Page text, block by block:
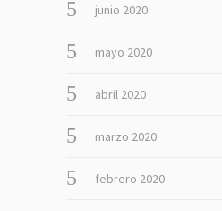
junio 2020
mayo 2020
abril 2020
marzo 2020
febrero 2020